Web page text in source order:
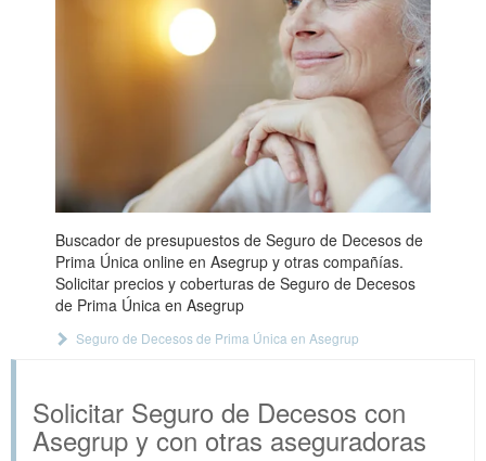
Buscador de presupuestos de Seguro de Decesos de
Prima Única online en Asegrup y otras compañías.
Solicitar precios y coberturas de Seguro de Decesos
de Prima Única en Asegrup
Seguro de Decesos de Prima Única en Asegrup
Solicitar Seguro de Decesos con
Asegrup y con otras aseguradoras